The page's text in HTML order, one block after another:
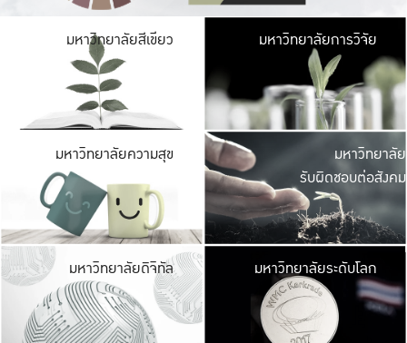
มหาวิทยาลัยสีเขียว มหาวิ
มีพื้นที่เขียวสดใส
เป็นป่าในเมือง เกษต
มหาวิทยาลัยการวิจัย
มหาวิทยาลัยความสุข มหาวิ
ค
เปิดประ
และพบเรื่องราวใ
มหาวิทยาลัย
รับผิดชอบต่อสังคม
มหาวิทยาลัยดิจิทัล มหาวิ
เปลี่ยนแปลง แล
เพื่อทำง
มหาวิทยาลัยระดับโลก